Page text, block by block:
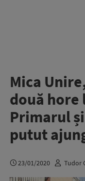
Mica
două hore
Primarul
putut
23/01/2020 Tudor